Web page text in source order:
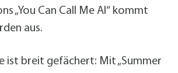
„You Can Call Me Al“ kommt
aus.
ist breit gefächert: Mit „Summer